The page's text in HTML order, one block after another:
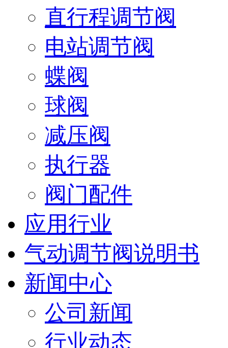
直行程调节阀
电站调节阀
蝶阀
球阀
减压阀
执行器
阀门配件
应用行业
气动调节阀说明书
新闻中心
公司新闻
行业动态